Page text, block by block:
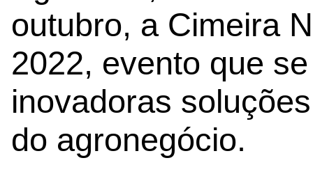
outubro, a Cimeira
2022, evento que
inovadoras
do agronegócio.